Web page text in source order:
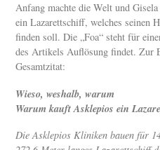
Anfang machte die Welt und
ein Lazarettschiff, welches seinen
finden soll. Die „Foa“ steht für
des Artikels Auflösung findet. Zur
Gesamtzitat:
Wieso, weshalb, warum
Warum kauft Asklepios ein
Die Asklepios Kliniken bauen für